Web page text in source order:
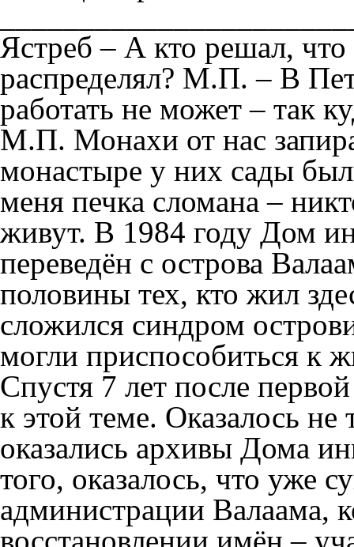
Ястреб – А кто решал,
распределял? М.П. – В
работать не может – так
М.П. Монахи от нас
монастыре у них сады
меня печка сломана –
живут. В 1984 году Дом
переведён с острова
половины тех, кто жил
сложился синдром
могли приспособиться к
Спустя 7 лет после
к этой теме. Оказалось не
оказались архивы Дома
того, оказалось, что уже
администрации Валаама,